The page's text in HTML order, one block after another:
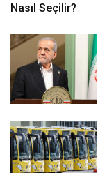
Nasıl Seçilir?